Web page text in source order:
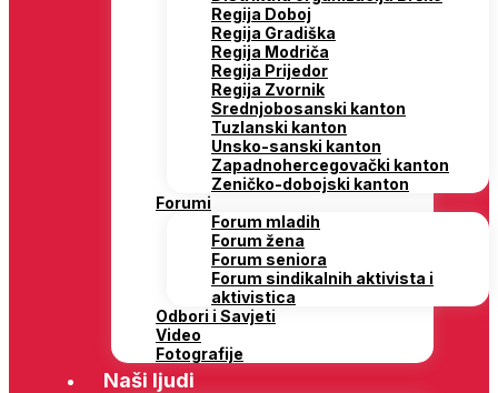
Regija Doboj
Regija Gradiška
Regija Modriča
Regija Prijedor
Regija Zvornik
Srednjobosanski kanton
Tuzlanski kanton
Unsko-sanski kanton
Zapadnohercegovački kanton
Zeničko-dobojski kanton
Forumi
Forum mladih
Forum žena
Forum seniora
Forum sindikalnih aktivista i
aktivistica
Odbori i Savjeti
Video
Fotografije
Naši ljudi